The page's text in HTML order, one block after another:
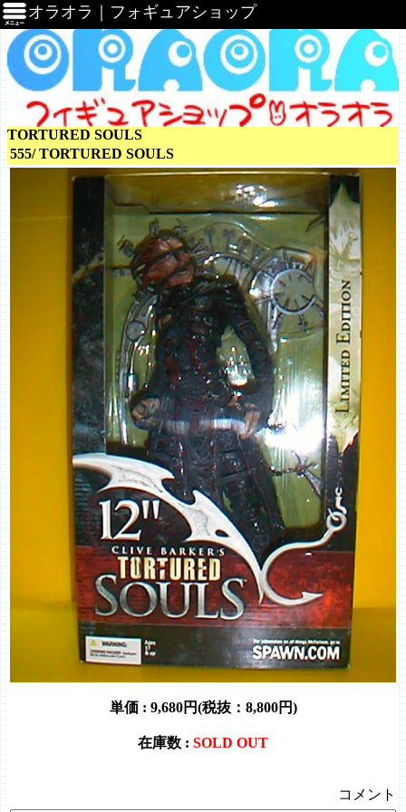
オラオラ｜フォギュアショップ
TORTURED SOULS
555/ TORTURED SOULS
単価 : 9,680円(税抜：8,800円)
在庫数 : SOLD OUT
コメント